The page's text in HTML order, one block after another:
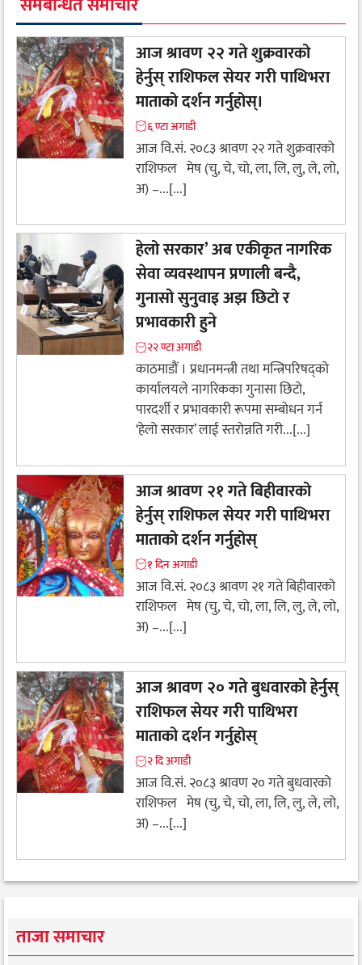
आज श्रावण २२ गते शुक्रवारको
हेर्नुस् राशिफल सेयर गरी पाथिभरा
माताको दर्शन गर्नुहोस्।
६ ण्टा अगाडी
आज वि.सं. २०८३ श्रावण २२ गते शुक्रवारको
राशिफल मेष (चु, चे, चो, ला, लि, लु, ले, लो,
अ) –...[...]
हेलो सरकार’ अब एकीकृत नागरिक
सेवा व्यवस्थापन प्रणाली बन्दै,
गुनासो सुनुवाइ अझ छिटो र
प्रभावकारी हुने
२२ ण्टा अगाडी
काठमाडौं । प्रधानमन्त्री तथा मन्त्रिपरिषद्को
कार्यालयले नागरिकका गुनासा छिटो,
पारदर्शी र प्रभावकारी रूपमा सम्बोधन गर्न
‘हेलो सरकार’ लाई स्तरोन्नति गरी...[...]
आज श्रावण २१ गते बिहीवारको
हेर्नुस् राशिफल सेयर गरी पाथिभरा
माताको दर्शन गर्नुहोस्
१ दिन अगाडी
आज वि.सं. २०८३ श्रावण २१ गते बिहीवारको
राशिफल मेष (चु, चे, चो, ला, लि, लु, ले, लो,
अ) –...[...]
आज श्रावण २० गते बुधवारको हेर्नुस्
राशिफल सेयर गरी पाथिभरा
माताको दर्शन गर्नुहोस्
२ दि अगाडी
आज वि.सं. २०८३ श्रावण २० गते बुधवारको
राशिफल मेष (चु, चे, चो, ला, लि, लु, ले, लो,
अ) –...[...]
ताजा समाचार